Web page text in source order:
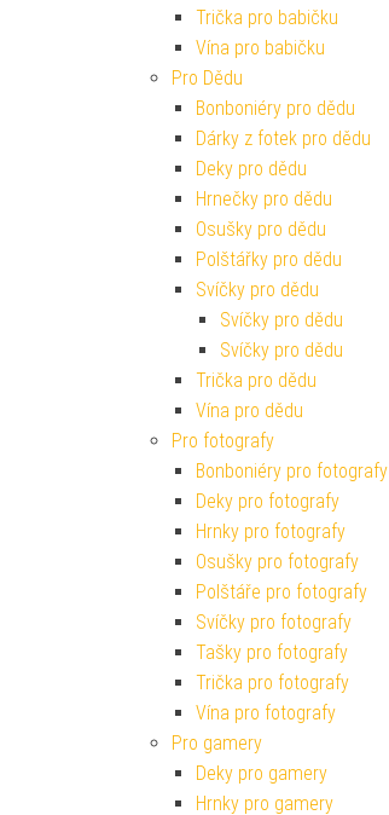
Trička pro babičku
Vína pro babičku
Pro Dědu
Bonboniéry pro dědu
Dárky z fotek pro dědu
Deky pro dědu
Hrnečky pro dědu
Osušky pro dědu
Polštářky pro dědu
Svíčky pro dědu
Svíčky pro dědu
Svíčky pro dědu
Trička pro dědu
Vína pro dědu
Pro fotografy
Bonboniéry pro fotografy
Deky pro fotografy
Hrnky pro fotografy
Osušky pro fotografy
Polštáře pro fotografy
Svíčky pro fotografy
Tašky pro fotografy
Trička pro fotografy
Vína pro fotografy
Pro gamery
Deky pro gamery
Hrnky pro gamery